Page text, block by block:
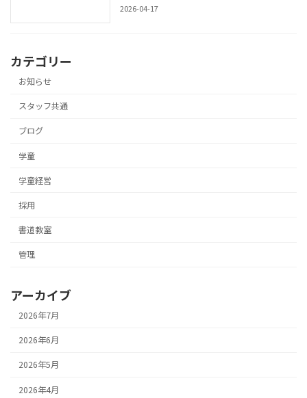
2026-04-17
カテゴリー
お知らせ
スタッフ共通
ブログ
学童
学童経営
採用
書道教室
管理
アーカイブ
2026年7月
2026年6月
2026年5月
2026年4月